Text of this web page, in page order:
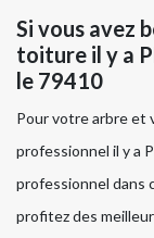
Si vous avez
toiture il y a
le 79410
Pour votre arbre et
professionnel il y a
professionnel dans
profitez des